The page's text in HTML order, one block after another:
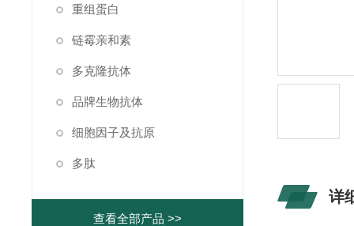
重组蛋白
链霉亲和素
多克隆抗体
品牌生物抗体
细胞因子及抗原
多肽
查看全部产品 >>
详